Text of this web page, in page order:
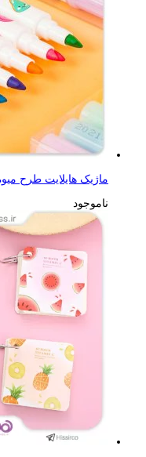
ماژیک هایلایت طرح
ناموجود